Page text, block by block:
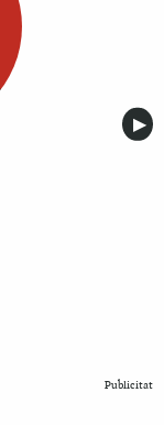
▶︎
Publicitat